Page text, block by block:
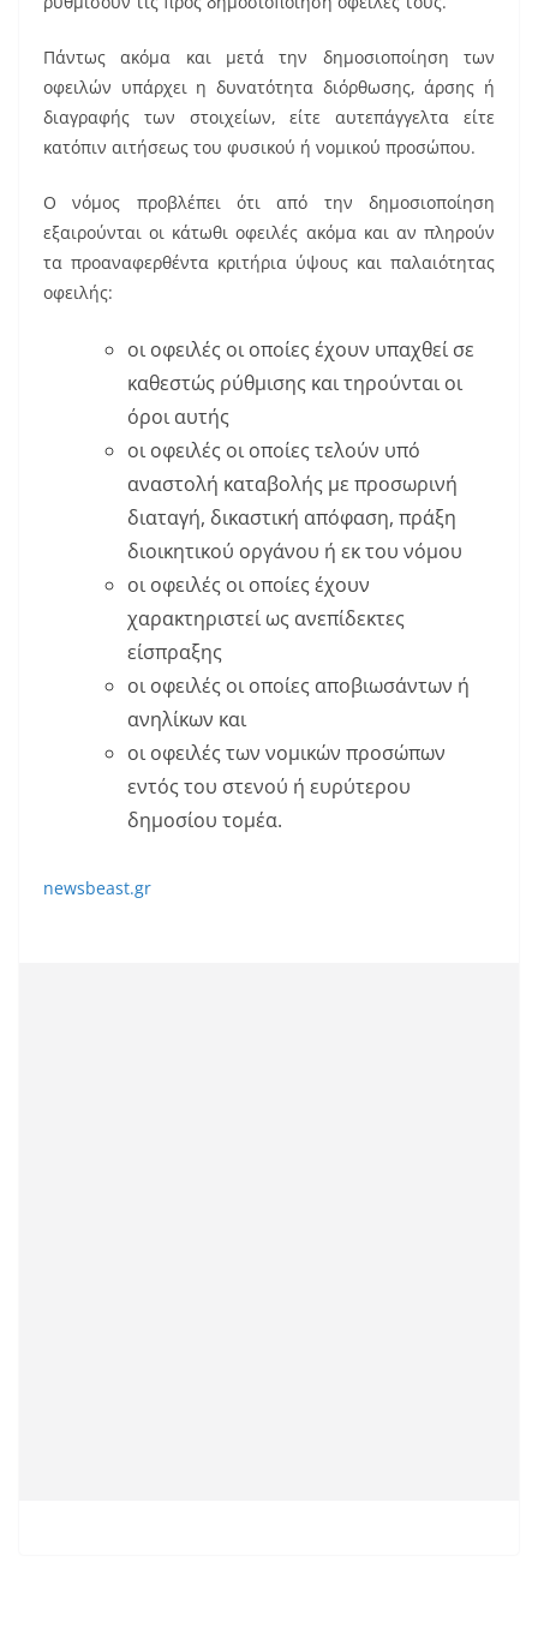
Πάντως ακόμα και μετά την δημοσιοποίηση των
οφειλών υπάρχει η δυνατότητα διόρθωσης, άρσης ή
διαγραφής των στοιχείων, είτε αυτεπάγγελτα είτε
κατόπιν αιτήσεως του φυσικού ή νομικού προσώπου.
Ο νόμος προβλέπει ότι από την δημοσιοποίηση
εξαιρούνται οι κάτωθι οφειλές ακόμα και αν πληρούν
τα προαναφερθέντα κριτήρια ύψους και παλαιότητας
οφειλής:
οι οφειλές οι οποίες έχουν υπαχθεί σε
καθεστώς ρύθμισης και τηρούνται οι
όροι αυτής
οι οφειλές οι οποίες τελούν υπό
αναστολή καταβολής με προσωρινή
διαταγή, δικαστική απόφαση, πράξη
διοικητικού οργάνου ή εκ του νόμου
οι οφειλές οι οποίες έχουν
χαρακτηριστεί ως ανεπίδεκτες
είσπραξης
οι οφειλές οι οποίες αποβιωσάντων ή
ανηλίκων και
οι οφειλές των νομικών προσώπων
εντός του στενού ή ευρύτερου
δημοσίου τομέα.
newsbeast.gr